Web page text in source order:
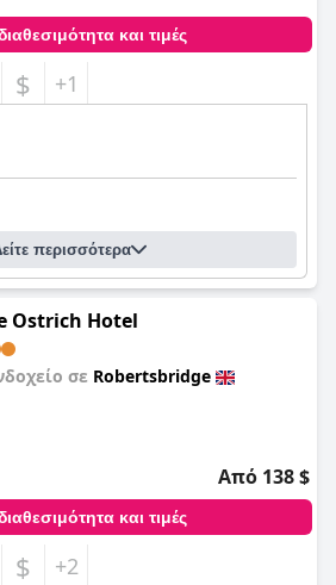
και τιμές
$ +1
περισσότερα
Ostrich Hotel
σε Robertsbridge
Από 138 $
και τιμές
$ +2